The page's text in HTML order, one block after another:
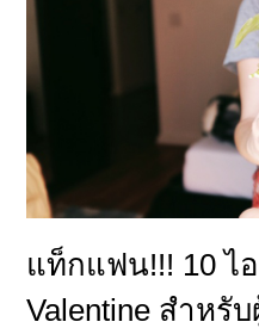
แท็กแฟน!!! 10 ไ
Valentine สำหรั